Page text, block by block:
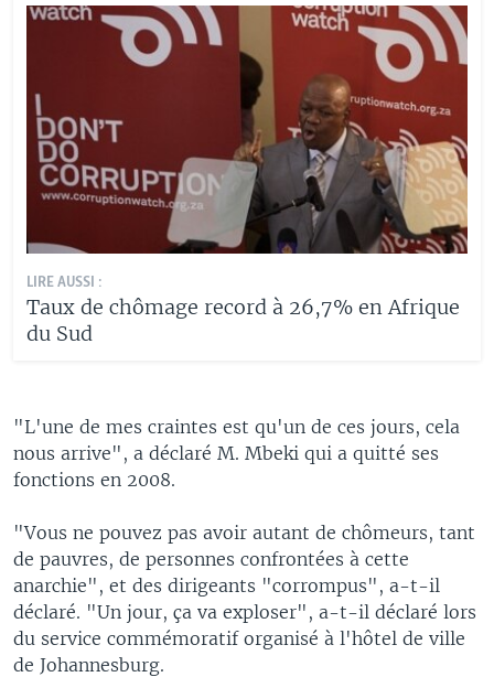
LIRE AUSSI :
Taux de chômage record à 26,7% en Afrique
du Sud
"L'une de mes craintes est qu'un de ces jours, cela
nous arrive", a déclaré M. Mbeki qui a quitté ses
fonctions en 2008.
"Vous ne pouvez pas avoir autant de chômeurs, tant
de pauvres, de personnes confrontées à cette
anarchie", et des dirigeants "corrompus", a-t-il
déclaré. "Un jour, ça va exploser", a-t-il déclaré lors
du service commémoratif organisé à l'hôtel de ville
de Johannesburg.